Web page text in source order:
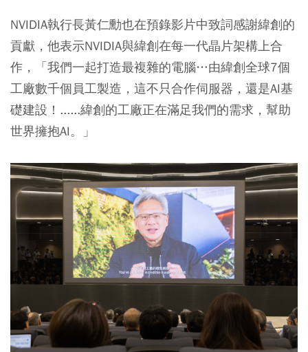
NVIDIA執行長黃仁勳也在預錄影片中致詞感謝緯創的
貢獻，他表示NVIDIA與緯創在每一代晶片架構上合
作，「我們一起打造最複雜的電腦…由緯創全球7個
工廠數千個員工製造，這不只合作伺服器，還是AI基
礎建設！......緯創的工廠正在滿足我們的需求，幫助
世界擁抱AI。」